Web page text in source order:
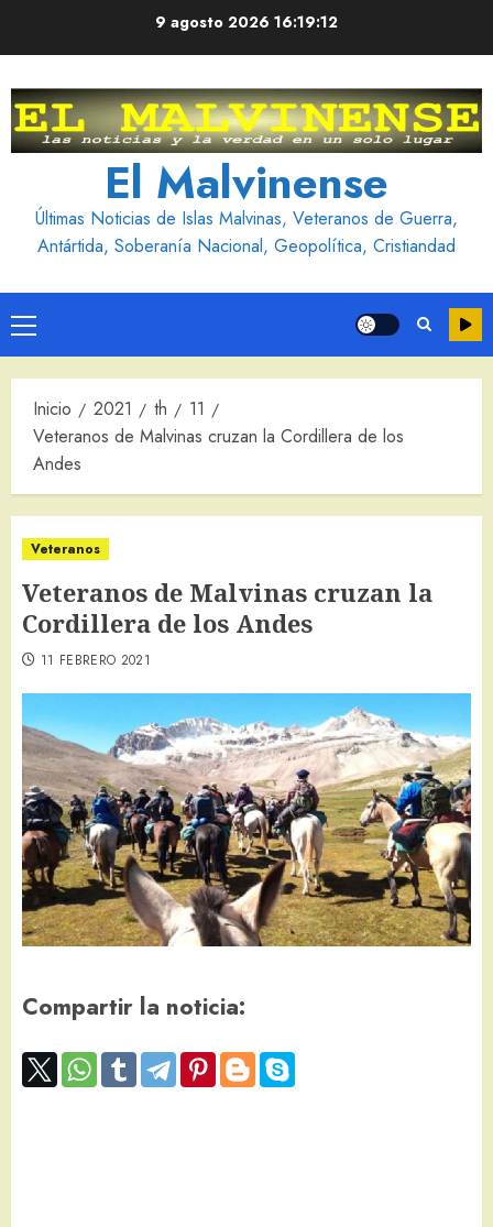
9 agosto 2026 16:19:13
El Malvinense
Últimas Noticias de Islas Malvinas, Veteranos de Guerra,
Antártida, Soberanía Nacional, Geopolítica, Cristiandad
Menú
principal
Inicio 2021 th
11
Veteranos de Malvinas cruzan la Cordillera de los
Andes
Veteranos
Veteranos de Malvinas cruzan la
Cordillera de los Andes
11 FEBRERO 2021
Compartir la noticia: